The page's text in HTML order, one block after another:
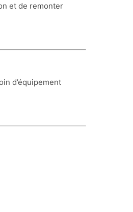
et de remonter
d’équipement